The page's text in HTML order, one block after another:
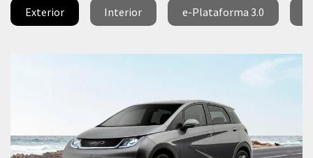
Exterior Interior e-Plataforma 3.0